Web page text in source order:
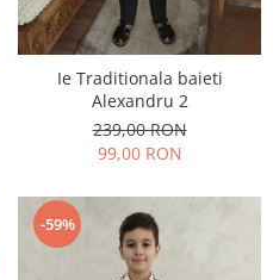
Ie Traditionala baieti
Alexandru 2
239,00 RON
99,00 RON
-59%